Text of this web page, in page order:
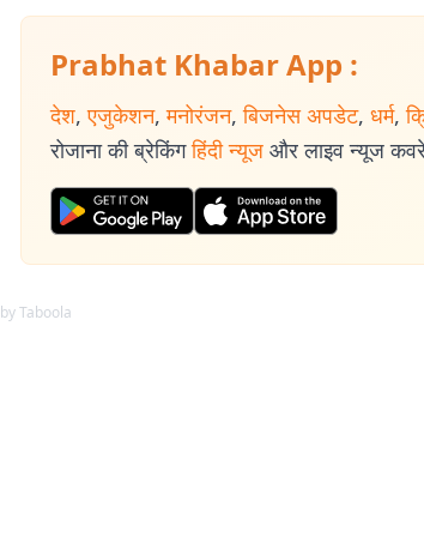
Prabhat Khabar App :
देश, एजुकेशन, मनोरंजन, बिजनेस अपडेट, धर्म,
रोजाना की ब्रेकिंग हिंदी न्यूज और लाइव न्यूज
by Taboola